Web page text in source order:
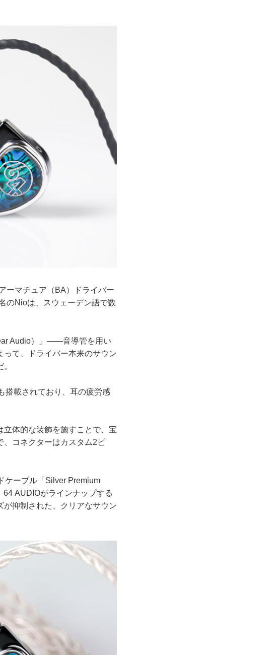
ーマチュア（BA）ドライバー
のNioは、スウェーデン語で数
Audio）」――音導管を用い
て、ドライバー本来のサウン
搭載されており、耳の疲労感
体的な装飾を施すことで、宝
、コネクターはカスタム2ピ
ケーブル「Silver Premium
AUDIOがラインナップする
抑制された、クリアなサウン